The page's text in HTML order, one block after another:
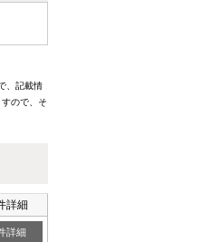
、記載情
ので、そ
詳細
詳細